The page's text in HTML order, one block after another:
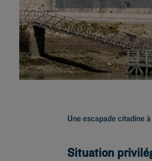
Une escapade citadine
Situation